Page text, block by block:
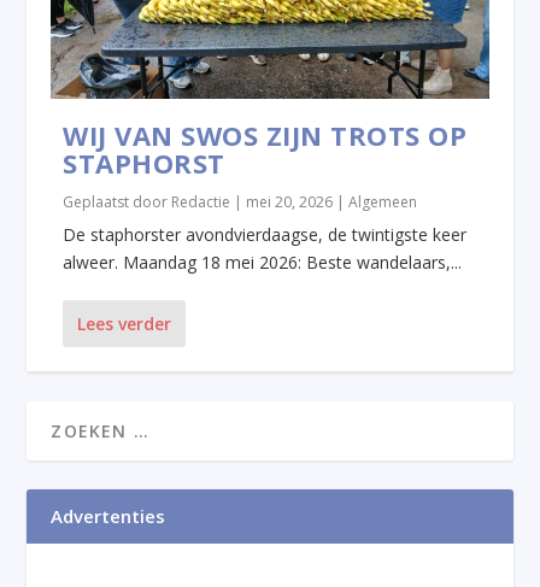
WIJ VAN SWOS ZIJN TROTS OP
STAPHORST
Geplaatst door Redactie | mei 20, 2026 |Algemeen
De staphorster avondvierdaagse, de twintigste keer
alweer. Maandag 18 mei 2026: Beste wandelaars,...
Lees verder
Advertenties